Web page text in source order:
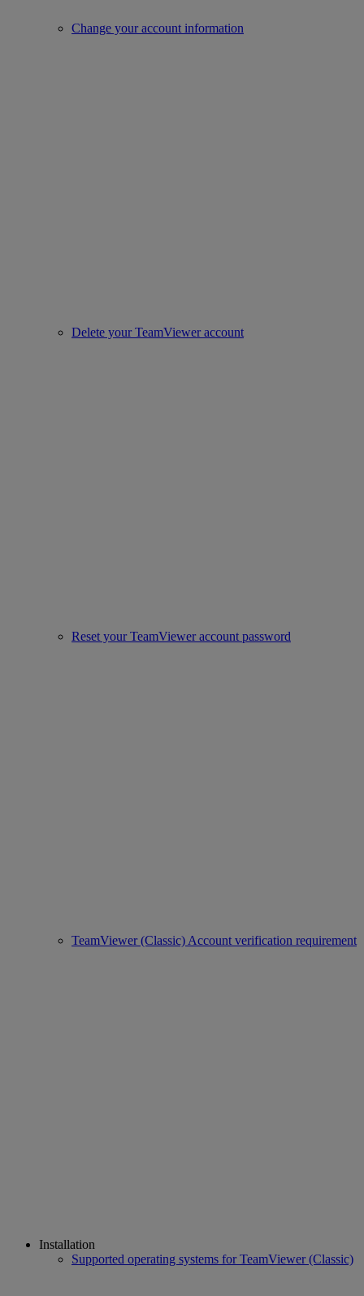
Change your account information
Delete your TeamViewer account
Reset your TeamViewer account password
TeamViewer (Classic) Account verification requirement
Installation
Supported operating systems for TeamViewer (Classic)